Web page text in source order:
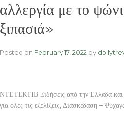
αλλεργία με το
ξιπασιά»
Posted on February 17, 2022 by
ΝΤΕΤΕΚΤΙΒ Ειδήσεις από την Ελλάδα
για όλες τις εξελίξεις, Διασκέδαση –